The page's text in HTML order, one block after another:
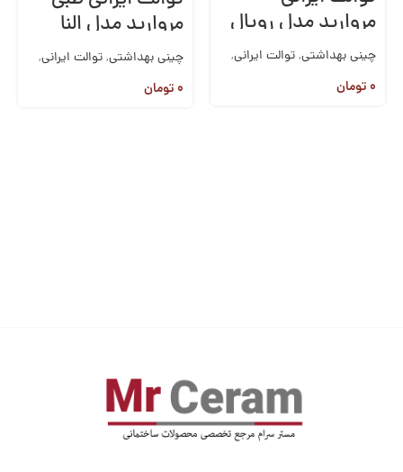
مروارید مدل رویال
چینی بهداشتی,توالت ایرانی,
مروارید
۰تومان
مروارید مدل النا
چینی بهداشتی,توالت ایرانی,
مروارید
۰تومان